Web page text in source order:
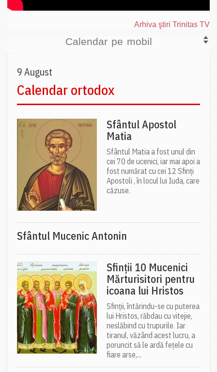
Arhiva ştiri Trinitas TV
Calendar pe mobil
9 August
Calendar ortodox
Sfântul Apostol
Matia
Sfântul Matia a fost unul din
cei 70 de ucenici, iar mai apoi a
fost numărat cu cei 12 Sfinți
Apostoli , în locul lui Iuda, care
căzuse.
Sfântul Mucenic Antonin
Sfinții 10 Mucenici
Mărturisitori pentru
icoana lui Hristos
Sfinții, întărindu-se cu puterea
lui Hristos, răbdau cu vitejie,
neslăbind cu trupurile. Iar
tiranul, văzând acest lucru, a
poruncit să le ardă fețele cu
fiare arse,...